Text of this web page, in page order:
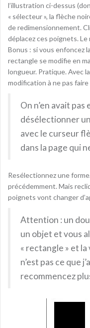
l’illustration ci-dessus
« sélecteur », la flèche
de redimensionnement.
déplacez ces poignets.
Bonus : si vous enfoncez
rectangle se modifie en
longueur. Pratique. Avec
modification à ne pas
On n’en avait
désélectionner
avec le curseur
dans la page qui
Resélectionnez une
précédemment. Mais
poignets vont changer
Attention : un
un objet et vous
« rectangle » et
n’est pas ce que
recommencez